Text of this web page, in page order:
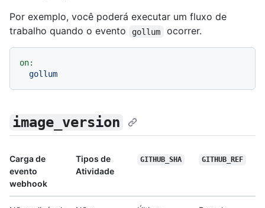
Por exemplo, você poderá executar um fluxo de
trabalho quando o evento
gollum ocorrer.
on:
gollum
image_version
Carga de
evento
webhook
Tipos de
Atividade
GITHUB_SHA GITHUB_REF